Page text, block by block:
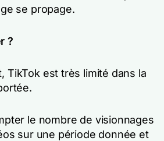
se propage.
?
TikTok est très limité dans la
le nombre de visionnages
sur une période donnée et